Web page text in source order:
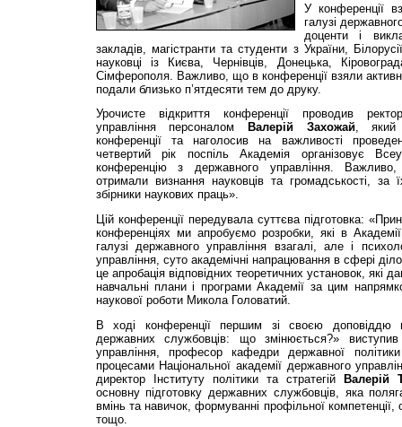
У конференції
галузі
доценти і
закладів, магістранти та студенти з України,
науковці із Києва, Чернівців, Донецька,
Сімферополя. Важливо, що в конференції взяли
подали близько п’ятдесяти тем до друку.
Урочисте відкриття конференції проводив
управління персоналом
Валерій Захожай, який
конференції та наголосив на важливості
четвертий рік поспіль Академія організовує
конференцію з державного управління.
отримали визнання науковців та громадськості, за
збірники наукових праць».
Цій конференції передувала суттєва підготовка:
конференціях ми апробуємо розробки, які в
галузі державного управління взагалі, але і
управління, суто академічні напрацювання в сфері
це апробація відповідних теоретичних установок, які
навчальні плани і програми Академії за цим
наукової роботи Микола Головатий.
В ході конференції першим зі своєю доповіддю
державних службовців: що змінюється?»
управління, професор кафедри державної
процесами Національної академії державного
директор Інституту політики та стратегій
Валерій
основну підготовку державних службовців, яка
вмінь та навичок, формуванні профільної компетенції,
тощо.